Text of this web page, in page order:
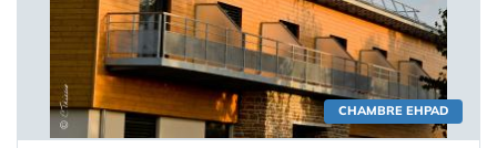
CHAMBRE EHPAD